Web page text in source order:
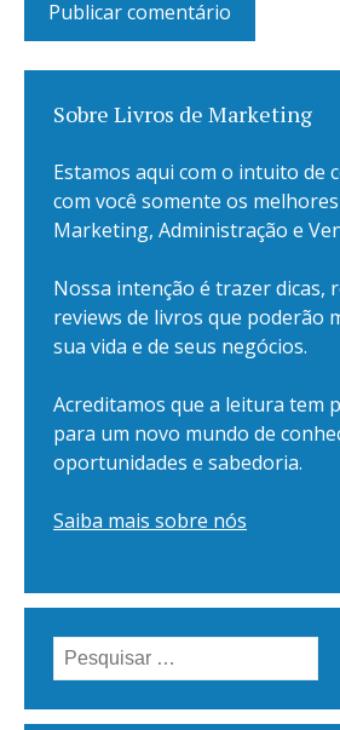
Sobre Livros de Marketing
Estamos aqui com o intuito de
com você somente os
Marketing, Administração e
Nossa intenção é trazer dicas,
reviews de livros que poderão
sua vida e de seus negócios.
Acreditamos que a leitura tem
para um novo mundo de
oportunidades e sabedoria.
Saiba mais sobre nós
Pesquisar
por: